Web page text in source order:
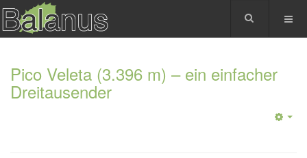
Pico Veleta (3.396 m) – ein einfacher
Dreitausender